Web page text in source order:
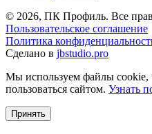
© 2026, ПК Профиль. Все
Пользовательское соглашение
Политика
Сделано в jbstudio.pro
Мы используем файлы cookie,
пользоваться сайтом. Узнать
Принять